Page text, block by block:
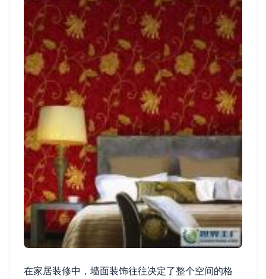
在家居装修中，墙面装饰往往决定了整个空间的格